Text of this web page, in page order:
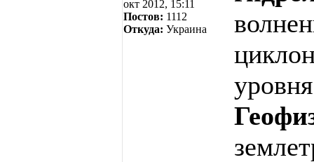
окт 2012, 15:11
Постов: 1112
Откуда: Украина